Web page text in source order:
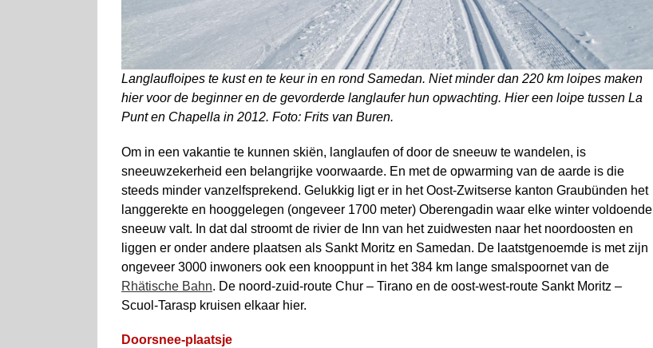
Langlaufloipes te kust en te keur in en rond Samedan. Niet minder dan 220 km loipes maken
hier voor de beginner en de gevorderde langlaufer hun opwachting. Hier een loipe tussen La
Punt en Chapella in 2012. Foto: Frits van Buren.
Om in een vakantie te kunnen skiën, langlaufen of door de sneeuw te wandelen, is
sneeuwzekerheid een belangrijke voorwaarde. En met de opwarming van de aarde is die
steeds minder vanzelfsprekend. Gelukkig ligt er in het Oost-Zwitserse kanton Graubünden het
langgerekte en hooggelegen (ongeveer 1700 meter) Oberengadin waar elke winter voldoende
sneeuw valt. In dat dal stroomt de rivier de Inn van het zuidwesten naar het noordoosten en
liggen er onder andere plaatsen als Sankt Moritz en Samedan. De laatstgenoemde is met zijn
ongeveer 3000 inwoners ook een knooppunt in het 384 km lange smalspoornet van de
Rhätische Bahn. De noord-zuid-route Chur – Tirano en de oost-west-route Sankt Moritz –
Scuol-Tarasp kruisen elkaar hier.
Doorsnee-plaatsje